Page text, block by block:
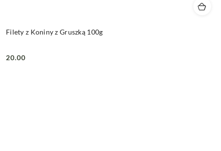
Filety z Koniny z Gruszką 100g
Cena:
20.00